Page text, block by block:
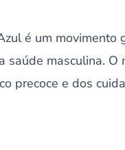
é um
saúde masculina.
precoce e dos